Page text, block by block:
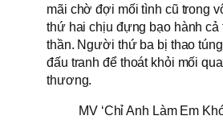
mãi chờ đợi mối tình cũ trong
thứ hai chịu đựng bạo hành cả
thần. Người thứ ba bị thao
đấu tranh để thoát khỏi mối
thương.
MV ‘Chỉ Anh Làm Em